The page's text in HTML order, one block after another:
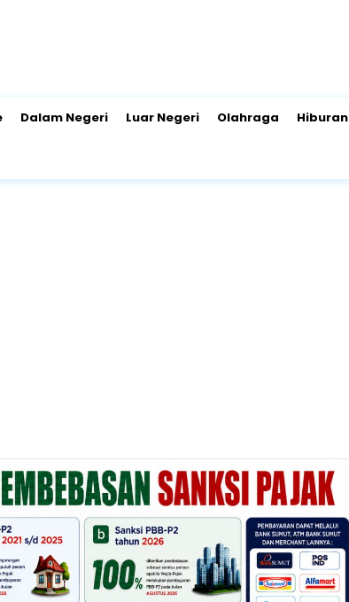
Dalam Negeri Luar Negeri Olahraga Hiburan